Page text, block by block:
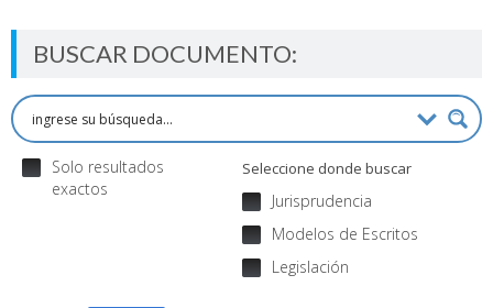
BUSCAR DOCUMENTO:
Solo resultados
exactos
Seleccione donde buscar
Jurisprudencia
Modelos de Escritos
Legislación